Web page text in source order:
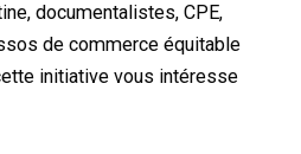
documentalistes, CPE,
de commerce équitable
initiative vous intéresse